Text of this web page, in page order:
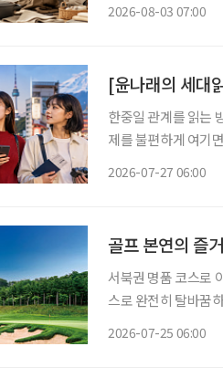
2026-08-03 07:00
[윤나래의 세대
한중일 관계를 읽는
제를 불편하게 여기
2026-07-27 06:00
골프 본연의 즐
서북권 명품 코스로
스로 완전히 탈바꿈하고 골
2026-07-25 06:00